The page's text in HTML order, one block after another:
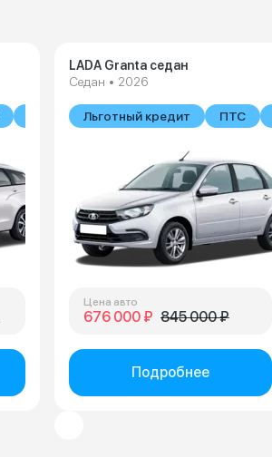
В наличии
LADA Granta седан
Седан • 2026
Льготный кредит ПТС
Цена авто
676 000 ₽ 845 000 ₽
Подробнее